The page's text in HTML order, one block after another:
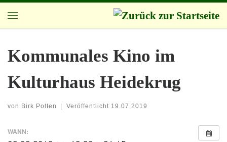
Zum Inhalt springen
Kommunales Kino im
Kulturhaus Heidekrug
von Birk Polten | Veröffentlicht 19.07.2019
WANN: